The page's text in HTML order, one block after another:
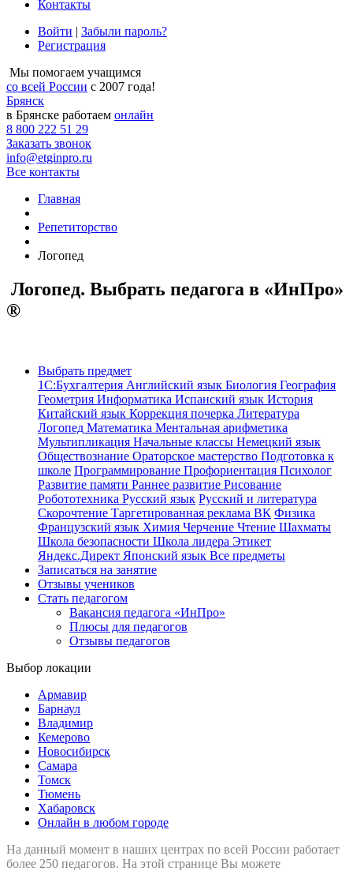
Контакты
Войти | Забыли пароль?
Регистрация
Мы помогаем учащимся
со всей России с 2007 года!
Брянск
в Брянске работаем онлайн
8 800 222 51 29
Заказать звонок
info@etginpro.ru
Все контакты
Главная
Репетиторство
Логопед
Логопед. Выбрать педагога в «ИнПро»
®
Выбрать предмет
1С:Бухгалтерия Английский язык Биология География
Геометрия Информатика Испанский язык История
Китайский язык Коррекция почерка Литература
Логопед Математика Ментальная арифметика
Мультипликация Начальные классы Немецкий язык
Обществознание Ораторское мастерство Подготовка к
школе Программирование Профориентация Психолог
Развитие памяти Раннее развитие Рисование
Робототехника Русский язык Русский и литература
Скорочтение Таргетированная реклама ВК Физика
Французский язык Химия Черчение Чтение Шахматы
Школа безопасности Школа лидера Этикет
Яндекс.Директ Японский язык Все предметы
Записаться на занятие
Отзывы учеников
Стать педагогом
Вакансия педагога «ИнПро»
Плюсы для педагогов
Отзывы педагогов
Выбор локации
Армавир
Барнаул
Владимир
Кемерово
Новосибирск
Самара
Томск
Тюмень
Хабаровск
Онлайн в любом городе
На данный момент в наших центрах по всей России работает
более 250 педагогов. На этой странице Вы можете